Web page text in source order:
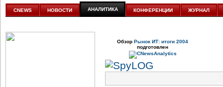
аналитике
CNEWS НОВОСТИ АНАЛИТИКА КОНФЕРЕНЦИИ ЖУРНАЛ
Обзор Рынок ИТ: итоги 2004
подготовлен